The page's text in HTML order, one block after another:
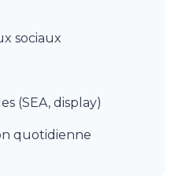
sociaux
(SEA, display)
quotidienne